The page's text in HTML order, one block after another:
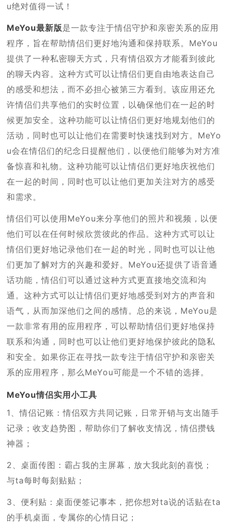
u绝对值得一试！
MeYou最新版是一款专注于情侣守护和亲密关系的应用
程序，旨在帮助情侣们更好地沟通和保持联系。MeYou
提供了一种私密聊天方式，只有情侣双方才能看到彼此
的聊天内容。这种方式可以让情侣们更自由地表达自己
的感受和想法，而不必担心被第三方看到。该应用还允
许情侣们共享他们的实时位置，以确保他们在一起的时
候更加安全。这种功能可以让情侣们更好地规划他们的
活动，同时也可以让他们在需要时快速找到对方。MeYo
u会在情侣们的纪念日提醒他们，以便他们能够为对方准
备惊喜和礼物。这种功能可以让情侣们更好地庆祝他们
在一起的时间，同时也可以让他们更加关注对方的感受
和需求。
情侣们可以使用MeYou来分享他们的照片和视频，以便
他们可以在任何时候欣赏彼此的作品。这种方式可以让
情侣们更好地记录他们在一起的时光，同时也可以让他
们更加了解对方的兴趣和爱好。MeYou还提供了语音通
话功能，情侣们可以通过这种方式更直接地交流和沟
通。这种方式可以让情侣们更好地感受到对方的声音和
语气，从而加深他们之间的感情。总的来说，MeYou是
一款非常有用的应用程序，可以帮助情侣们更好地保持
联系和沟通，同时也可以让他们更好地保护彼此的隐私
和安全。如果你正在寻找一款专注于情侣守护和亲密关
系的应用程序，那么MeYou可能是一个不错的选择。
MeYou情侣实用小工具
1、情侣记账：情侣双方共同记账，日常开销与支出随手
记录；收支趋势图，帮助你们了解收支情况，情侣攒钱
神器；
2、桌面传图：霸占我的主屏幕，放大我此刻的喜悦；
与ta每时每刻贴贴；
3、便利贴：桌面便签记事本，把你想对ta说的话贴在ta
的手机桌面，专属你的心情日记；